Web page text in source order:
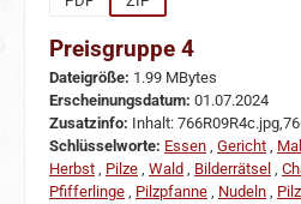
Preisgruppe 4
Dateigröße: 1.99 MBytes
Erscheinungsdatum: 01.07.2024
Zusatzinfo: Inhalt:
Schlüsselworte: Essen , Gericht ,
Herbst , Pilze , Wald , Bilderrätsel ,
Pfifferlinge , Pilzpfanne , Nudeln ,